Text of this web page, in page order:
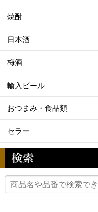
焼酎
日本酒
梅酒
輸入ビール
おつまみ・食品類
セラー